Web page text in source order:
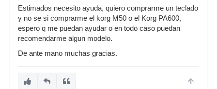
Estimados necesito ayuda, quiero comprarme un teclado
y no se si comprarme el korg M50 o el Korg PA600,
espero q me puedan ayudar o en todo caso puedan
recomendarme algun modelo.
De ante mano muchas gracias.